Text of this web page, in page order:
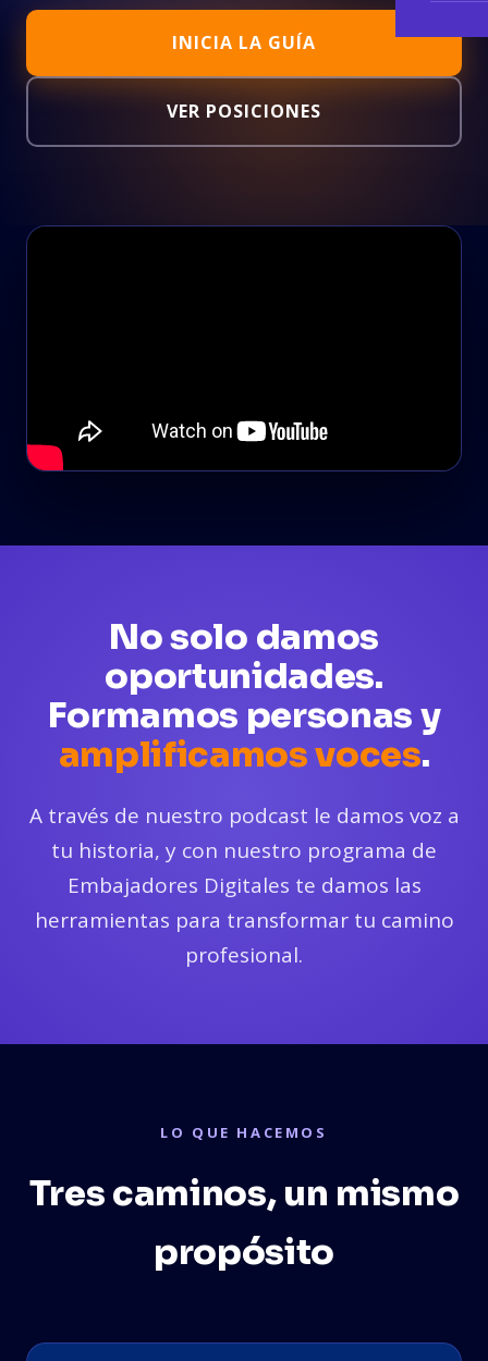
INICIA LA GUÍA
VER POSICIONES
No solo damos
oportunidades.
Formamos personas y
amplificamos voces.
A través de nuestro podcast le damos voz a
tu historia, y con nuestro programa de
Embajadores Digitales te damos las
herramientas para transformar tu camino
profesional.
LO QUE HACEMOS
Tres caminos, un mismo
propósito